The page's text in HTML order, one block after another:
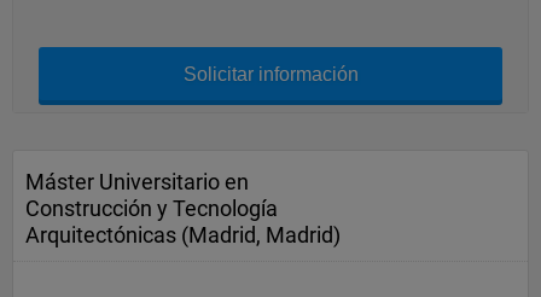
Solicitar información
Máster Universitario en
Construcción y Tecnología
Arquitectónicas (Madrid, Madrid)